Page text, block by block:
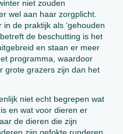
niet zouden
wel aan haar zorgplicht.
de praktijk als ‘gehouden
de beschutting is het
en staan er meer
programma, waardoor
grote grazers zijn dan het
niet echt begrepen wat
en wat voor dieren er
de dieren die zijn